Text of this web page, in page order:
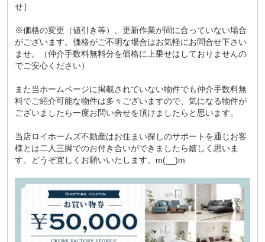
せ］
※価格の変更（値引き等）、更新作業が間に合っていない場合
がございます。価格がご不明な場合はお気軽にお問合せ下さい
ませ。（仲介手数料無料分を価格に上乗せはしておりませんの
でご安心ください）
また当ホームページに掲載されていない物件でも仲介手数料無
料でご紹介可能な物件は多々ございますので、気になる物件が
ございましたら一度お問い合せを頂けましたらと思います。
当店ロイホームズ不動産はお住まい探しのサポートを通じお客
様とは二人三脚でのお付き合いができましたら嬉しく思いま
す。どうぞ宜しくお願いいたします。m(__)m